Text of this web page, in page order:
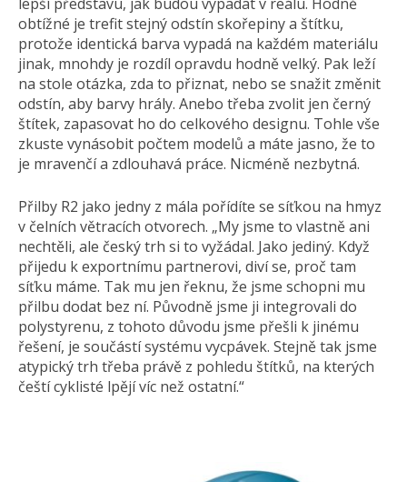
lepší představu, jak budou vypadat v reálu. Hodně
obtížné je trefit stejný odstín skořepiny a štítku,
protože identická barva vypadá na každém materiálu
jinak, mnohdy je rozdíl opravdu hodně velký. Pak leží
na stole otázka, zda to přiznat, nebo se snažit změnit
odstín, aby barvy hrály. Anebo třeba zvolit jen černý
štítek, zapasovat ho do celkového designu. Tohle vše
zkuste vynásobit počtem modelů a máte jasno, že to
je mravenčí a zdlouhavá práce. Nicméně nezbytná.
Přilby R2 jako jedny z mála pořídíte se síťkou na hmyz
v čelních větracích otvorech. „My jsme to vlastně ani
nechtěli, ale český trh si to vyžádal. Jako jediný. Když
přijedu k exportnímu partnerovi, diví se, proč tam
síťku máme. Tak mu jen řeknu, že jsme schopni mu
přilbu dodat bez ní. Původně jsme ji integrovali do
polystyrenu, z tohoto důvodu jsme přešli k jinému
řešení, je součástí systému vycpávek. Stejně tak jsme
atypický trh třeba právě z pohledu štítků, na kterých
čeští cyklisté lpějí víc než ostatní.“